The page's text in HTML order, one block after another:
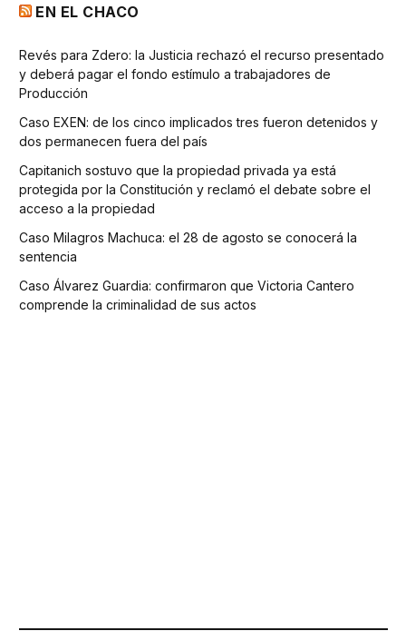
EN EL CHACO
Revés para Zdero: la Justicia rechazó el recurso presentado
y deberá pagar el fondo estímulo a trabajadores de
Producción
Caso EXEN: de los cinco implicados tres fueron detenidos y
dos permanecen fuera del país
Capitanich sostuvo que la propiedad privada ya está
protegida por la Constitución y reclamó el debate sobre el
acceso a la propiedad
Caso Milagros Machuca: el 28 de agosto se conocerá la
sentencia
Caso Álvarez Guardia: confirmaron que Victoria Cantero
comprende la criminalidad de sus actos